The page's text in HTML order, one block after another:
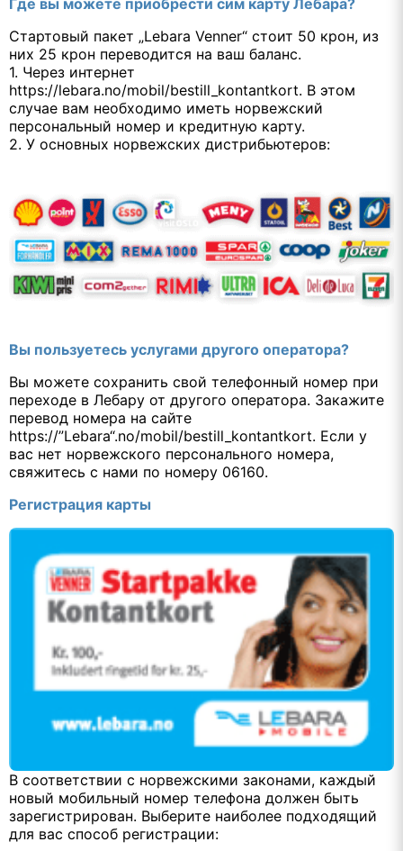
Стартовый пакет „Lebara Venner“ стоит 50 крон, из
них 25 крон переводится на ваш баланс.
1. Через интернет
https://lebara.no/mobil/bestill_kontantkort. В этом
случае вам необходимо иметь норвежский
персональный номер и кредитную карту.
2. У основных норвежских дистрибьютеров:
Вы пользуетесь услугами другого оператора?
Вы можете сохранить свой телефонный номер при
переходе в Лебару от другого оператора. Закажите
перевод номера на сайте
https://”Lebara“.no/mobil/bestill_kontantkort. Если у
вас нет норвежского персонального номера,
свяжитесь с нами по номеру 06160.
Регистрация карты
В соответствии с норвежскими законами, каждый
новый мобильный номер телефонa должен быть
зарегистрирован. Выберите наиболее подходящий
для вас способ регистрации: